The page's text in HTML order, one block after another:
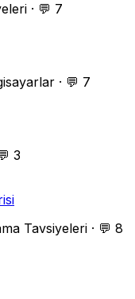
· 💬 7
· 💬 7
3
Tavsiyeleri · 💬 8